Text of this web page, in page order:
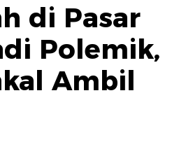
di Pasar
Polemik,
Ambil